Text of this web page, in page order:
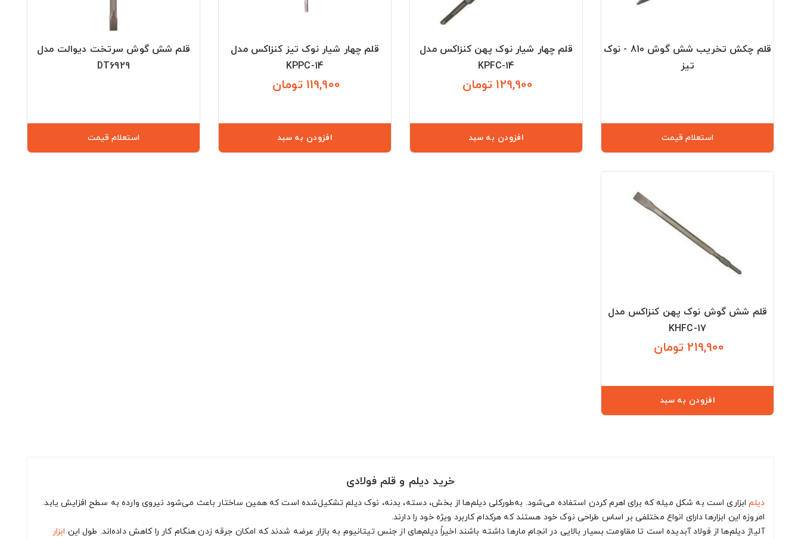
قلم چکش تخریب شش گوش 810 - نوک
تیز
استعلام قیمت
قلم چهار شیار نوک پهن کنزاکس مدل
KPFC-14
129,900 تومان
افزودن به سبد
قلم چهار شیار نوک تیز کنزاکس مدل
KPPC-14
119,900 تومان
افزودن به سبد
قلم شش گوش سرتخت دیوالت مدل
DT6929
استعلام قیمت
قلم شش گوش نوک پهن کنزاکس مدل
KHFC-17
219,900 تومان
افزودن به سبد
خرید دیلم و قلم فولادی
دیلمابزاری است به شکل میله که برای اهرم کردن استفاده می‌شود. به‌طورکلی دیلم‌ها از بخش، دسته، بدنه، نوک دیلم تشکیل‌شده است که همین ساختار باعث می‌شود نیروی وارده به سطح افزایش یابد.
امروزه این ابزارها دارای انواع مختلفی بر اساس طراحی نوک خود هستند که هرکدام کاربرد ویژه خود را دارند.
آلیاژ دیلم‌ها از فولاد آبدیده است تا مقاومت بسیار بالایی در انجام مارها داشته باشند اخیراً دیلم‌های از جنس تیتانیوم به بازار عرضه شدند که امکان جرقه زدن هنگام کار را کاهش داده‌اند. طول این ابزار